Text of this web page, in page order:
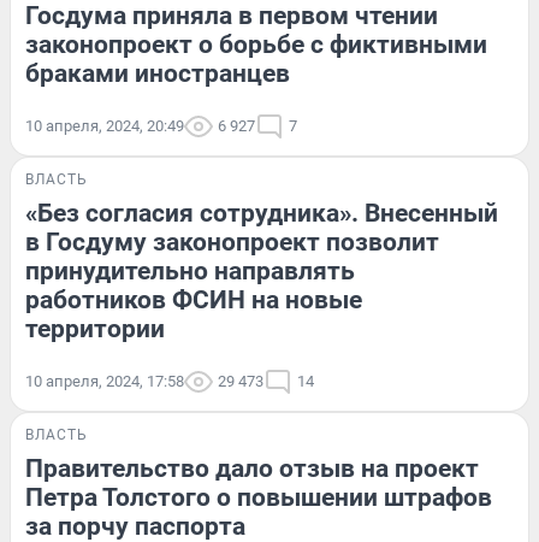
Госдума приняла в первом чтении
законопроект о борьбе с фиктивными
браками иностранцев
10 апреля, 2024, 20:49 6 927 7
ВЛАСТЬ
«Без согласия сотрудника». Внесенный
в Госдуму законопроект позволит
принудительно направлять
работников ФСИН на новые
территории
10 апреля, 2024, 17:58 29 473 14
ВЛАСТЬ
Правительство дало отзыв на проект
Петра Толстого о повышении штрафов
за порчу паспорта